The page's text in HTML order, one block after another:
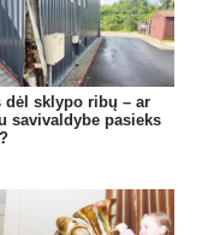
dėl sklypo ribų – ar
savivaldybe pasieks